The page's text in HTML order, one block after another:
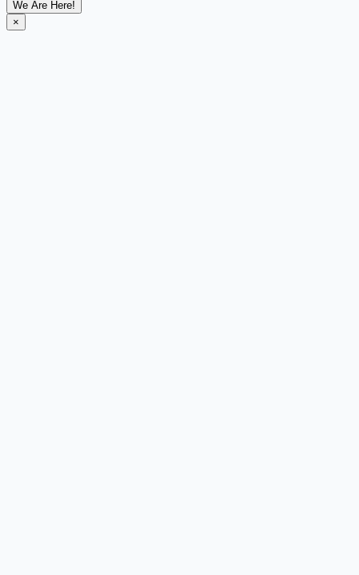
We Are Here!
×